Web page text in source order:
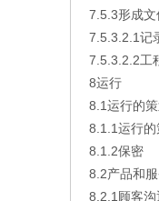
7.5.3形成文
7.5.3.2.1记
7.5.3.2.2工
8运行
8.1运行的
8.1.1运行
8.1.2保密
8.2产品和
8.2.1顾客沟